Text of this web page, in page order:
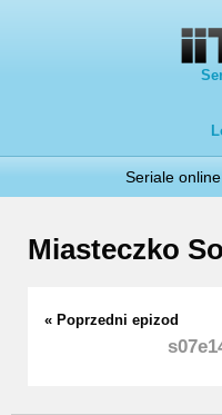
Seriale online
Miasteczko
« Poprzedni epizod